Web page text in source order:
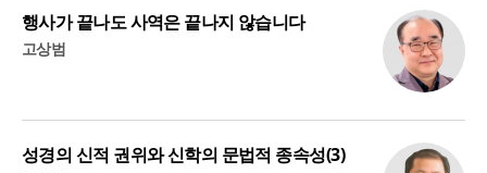
행사가 끝나도 사역은 끝나지 않습니다
고상범
성경의 신적 권위와 신학의 문법적 종속성(3)